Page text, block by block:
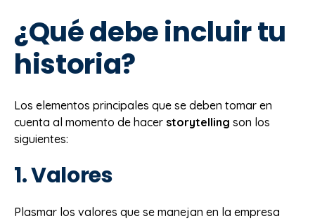
¿Qué debe incluir tu
historia?
Los elementos principales que se deben tomar en
cuenta al momento de hacer storytelling son los
siguientes:
1. Valores
Plasmar los valores que se manejan en la empresa